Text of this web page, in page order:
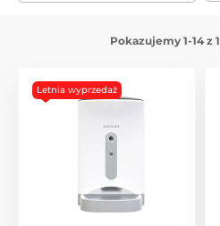
Pokazujemy 1-14 z
Letnia wyprzedaż